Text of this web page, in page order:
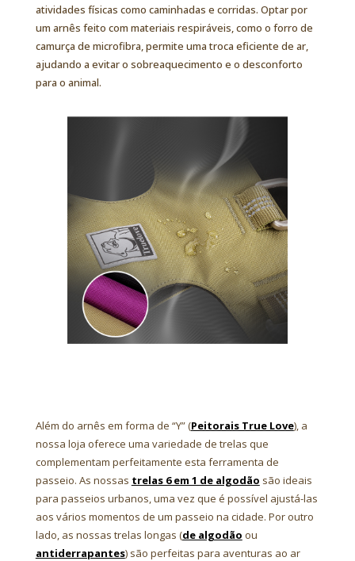
atividades físicas como caminhadas e corridas. Optar por
um arnês feito com materiais respiráveis, como o forro de
camurça de microfibra, permite uma troca eficiente de ar,
ajudando a evitar o sobreaquecimento e o desconforto
para o animal.
Além do arnês em forma de “Y” (Peitorais True Love), a
nossa loja oferece uma variedade de trelas que
complementam perfeitamente esta ferramenta de
passeio. As nossas trelas 6 em 1 de algodão são ideais
para passeios urbanos, uma vez que é possível ajustá-las
aos vários momentos de um passeio na cidade. Por outro
lado, as nossas trelas longas (de algodão ou
antiderrapantes) são perfeitas para aventuras ao ar